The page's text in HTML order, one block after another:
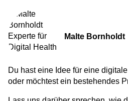
Malte Bornholdt
Du hast eine Idee für eine
oder möchtest ein bestehendes